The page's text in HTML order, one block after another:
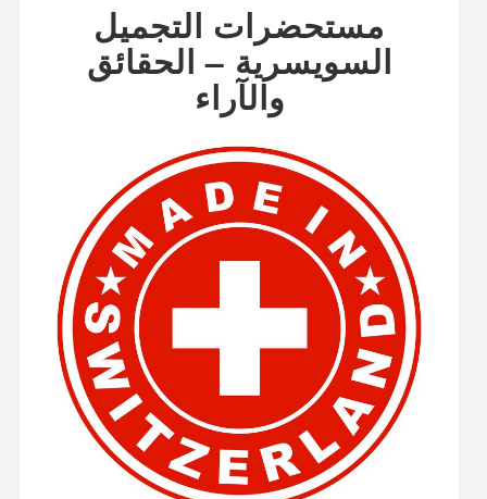
مستحضرات التجميل
السويسرية – الحقائق
والآراء